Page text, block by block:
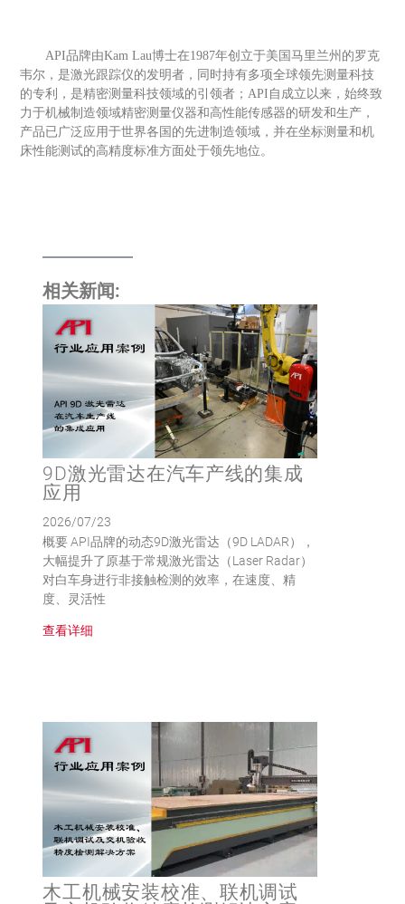
API品牌由Kam Lau博士在1987年创立于美国马里兰州的罗克
韦尔，是激光跟踪仪的发明者，同时持有多项全球领先测量科技
的专利，是精密测量科技领域的引领者；API自成立以来，始终致
力于机械制造领域精密测量仪器和高性能传感器的研发和生产，
产品已广泛应用于世界各国的先进制造领域，并在坐标测量和机
床性能测试的高精度标准方面处于领先地位。
相关新闻:
9D激光雷达在汽车产线的集成
应用
2026/07/23
概要 API品牌的动态9D激光雷达（9D LADAR），
大幅提升了原基于常规激光雷达（Laser Radar）
对白车身进行非接触检测的效率，在速度、精
度、灵活性
查看详细
木工机械安装校准、联机调试